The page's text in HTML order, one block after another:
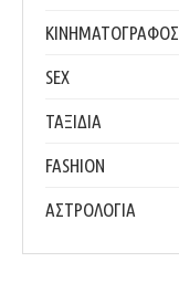
ΚΙΝΗΜΑΤΟΓΡΑΦΟΣ
SEX
ΤΑΞΙΔΙΑ
FASHION
ΑΣΤΡΟΛΟΓΙΑ